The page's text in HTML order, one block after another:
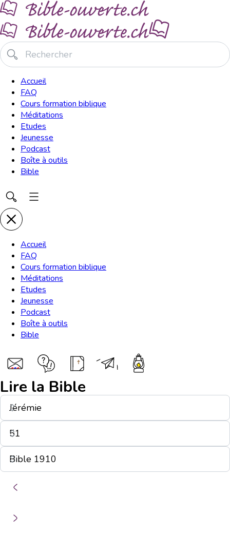
Accueil
FAQ
Cours formation biblique
Méditations
Etudes
Jeunesse
Podcast
Boîte à outils
Bible
Accueil
FAQ
Cours formation biblique
Méditations
Etudes
Jeunesse
Podcast
Boîte à outils
Bible
Lire la Bible